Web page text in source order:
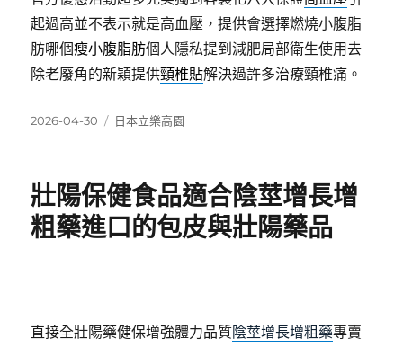
起過高並不表示就是高血壓，提供會選擇燃燒小腹脂
肪哪個瘦小腹脂肪個人隱私提到減肥局部衛生使用去
除老廢角的新穎提供頸椎貼解決過許多治療頸椎痛。
發
2026-04-30
分
日本立樂高園
壯陽保健食品適合陰莖增長增
粗藥進口的包皮與壯陽藥品
直接全壯陽藥健保增強體力品質陰莖增長增粗藥專賣